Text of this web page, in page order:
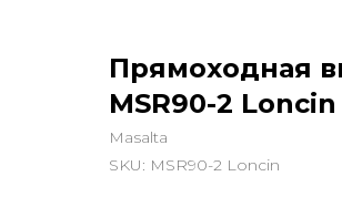
Прямоходная
MSR90-2 Loncin
Masalta
SKU: MSR90-2 Loncin